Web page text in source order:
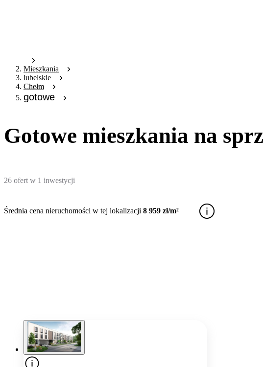
Mieszkania
lubelskie
Chełm
gotowe
Gotowe mieszkania na
26 ofert w 1 inwestycji
Średnia cena nieruchomości w tej lokalizacji 8 959 zł/m²